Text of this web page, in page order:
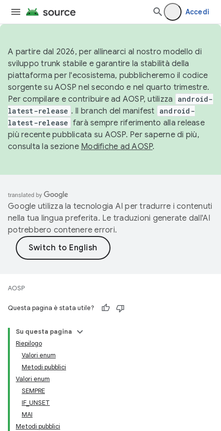
Accedi
A partire dal 2026, per allinearci al nostro modello di
sviluppo trunk stabile e garantire la stabilità della
piattaforma per l'ecosistema, pubblicheremo il codice
sorgente su AOSP nel secondo e nel quarto trimestre.
Per compilare e contribuire ad AOSP, utilizza
android-
latest-release . Il branch del manifest android-
latest-release farà sempre riferimento alla release
più recente pubblicata su AOSP. Per saperne di più,
consulta la sezione Modifiche ad AOSP.
Google utilizza la tecnologia AI per tradurre i contenuti
nella tua lingua preferita. Le traduzioni generate dall'AI
potrebbero contenere errori.
AOSP
Questa pagina è stata utile?
Su questa pagina
Riepilogo
Valori enum
Metodi pubblici
Valori enum
SEMPRE
IF_UNSET
MAI
Metodi pubblici